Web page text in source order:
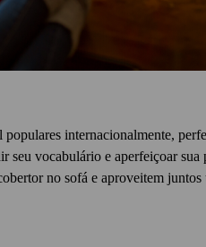
internacionalmente,
seu vocabulário e aperfeiçoar sua
no sofá e aproveitem